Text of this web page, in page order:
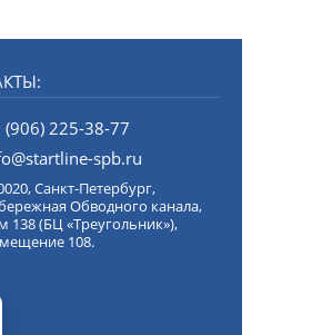
(906) 225-38-77
spb.ru
Санкт-Петербург,
Обводного канала,
138 (БЦ «Треугольник»),
108.